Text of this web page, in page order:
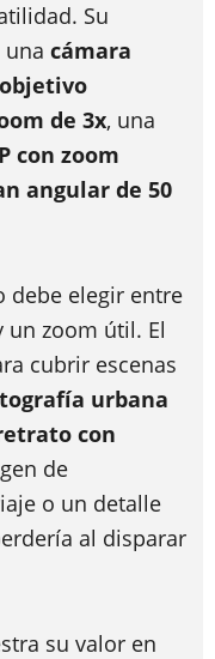
Su
cámara
de 3x, una
con zoom
angular de 50
debe elegir entre
un zoom útil. El
cubrir escenas
urbana
con
de
o un detalle
al disparar
su valor en